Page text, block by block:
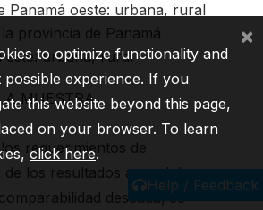
Panamá oeste: urbana, rural
provincia de Panamá
este: urbana, rural
MUESTRA
requerimientos de
de los resultados a nivel de
deseada, se
Help / Feedback
to optimize functionality and
possible experience. If you
this website beyond this page,
on your browser. To learn
click here.
×